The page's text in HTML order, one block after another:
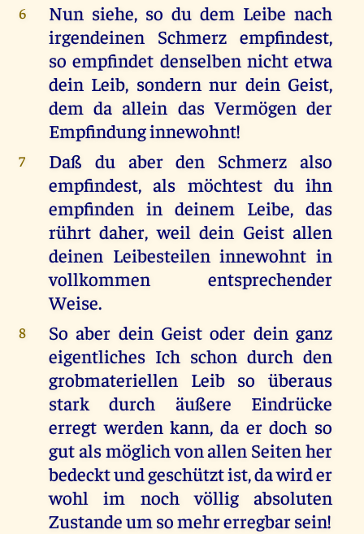
6
Nun siehe, so du dem Leibe nach
irgendeinen Schmerz empfindest,
so empfindet denselben nicht etwa
dein Leib, sondern nur dein Geist,
dem da allein das Vermögen der
Empfindung innewohnt!
7
Daß du aber den Schmerz also
empfindest, als möchtest du ihn
empfinden in deinem Leibe, das
rührt daher, weil dein Geist allen
deinen Leibesteilen innewohnt in
vollkommen entsprechender
Weise.
8
So aber dein Geist oder dein ganz
eigentliches Ich schon durch den
grobmateriellen Leib so überaus
stark durch äußere Eindrücke
erregt werden kann, da er doch so
gut als möglich von allen Seiten her
bedeckt und geschützt ist, da wird er
wohl im noch völlig absoluten
Zustande um so mehr erregbar sein!